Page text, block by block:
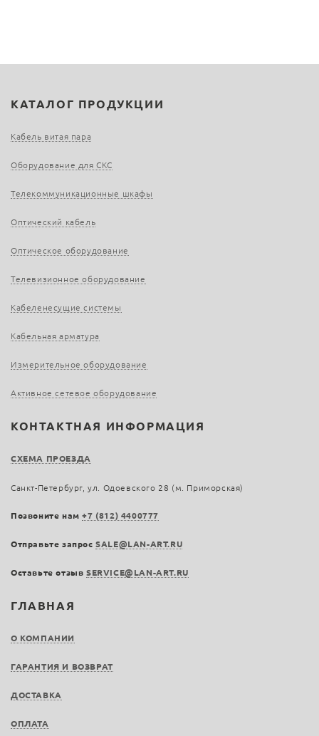
ГЛАВНАЯ
О КОМПАНИИ
ГАРАНТИЯ И ВОЗВРАТ
ДОСТАВКА
ОПЛАТА
КАТАЛОГ ПРОДУКЦИИ
Кабель витая пара
Оборудование для СКС
Телекоммуникационные шкафы
Оптический кабель
Оптическое оборудование
Телевизионное оборудование
Кабеленесущие системы
Кабельная арматура
Измерительное оборудование
Активное сетевое оборудование
КОНТАКТНАЯ ИНФОРМАЦИЯ
СХЕМА ПРОЕЗДА
Санкт-Петербург, ул. Одоевского 28 (м. Приморская)
Позвоните нам+7 (812) 4400777
Отправьте запросSALE@LAN-ART.RU
Оставьте отзыв SERVICE@LAN-ART.RU